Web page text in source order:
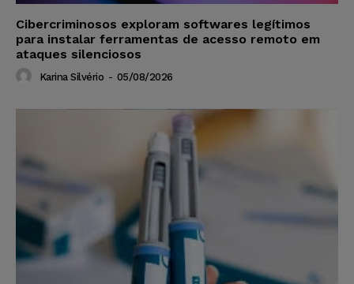
Cibercriminosos exploram softwares legítimos
para instalar ferramentas de acesso remoto em
ataques silenciosos
Karina Silvério - 05/08/2026